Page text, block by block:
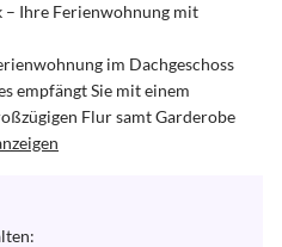
Ihre Ferienwohnung mit
im Dachgeschoss
empfängt Sie mit einem
Flur samt Garderobe